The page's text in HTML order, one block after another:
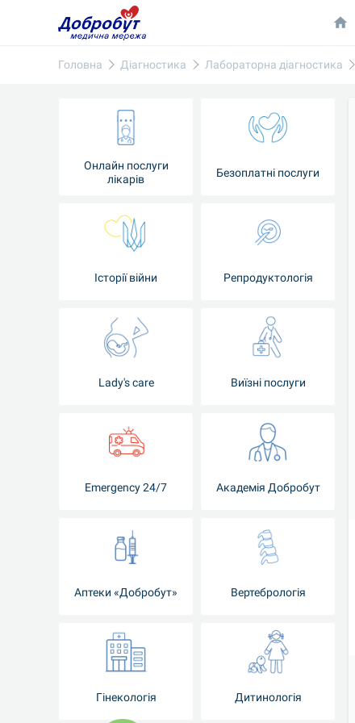
Головна Діагностика Лабораторна діагностика
Онлайн послуги
лікарів
Безоплатні послуги
Історії війни Репродуктологія
Lady's care Виїзні послуги
Emergency 24/7 Академія Добробут
Аптеки «Добробут» Вертебрологія
Гінекологія Дитинологія